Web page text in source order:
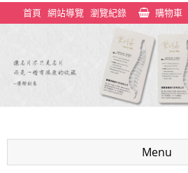
首頁 網站導覽 瀏覽紀錄 購物車
Menu